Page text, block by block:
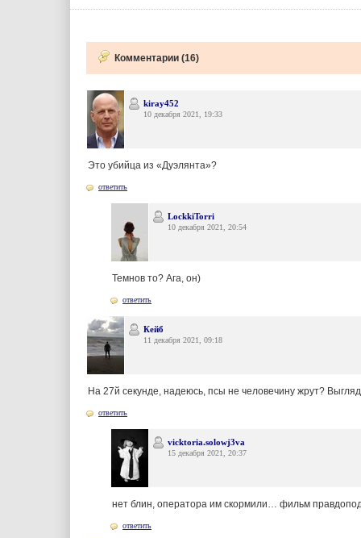
Комментарии (16)
kiray452
10 декабря 2021, 19:33
Это убийца из «Дуэлянта»?
ответить
LockkiTorri
10 декабря 2021, 20:54
Темнов то? Ага, он)
ответить
Кейб
11 декабря 2021, 09:18
На 27й секунде, надеюсь, псы не человечину жрут?
ответить
vicktoria.solowj3va
15 декабря 2021, 20:37
нет блин, оператора им скормили… фильм
ответить